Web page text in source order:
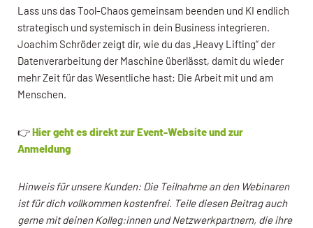
Lass uns das Tool-Chaos gemeinsam beenden und KI endlich
strategisch und systemisch in dein Business integrieren.
Joachim Schröder zeigt dir, wie du das „Heavy Lifting“ der
Datenverarbeitung der Maschine überlässt, damit du wieder
mehr Zeit für das Wesentliche hast: Die Arbeit mit und am
Menschen.
👉Hier geht es direkt zur Event-Website und zur
Anmeldung
Hinweis für unsere Kunden: Die Teilnahme an den Webinaren
ist für dich vollkommen kostenfrei. Teile diesen Beitrag auch
gerne mit deinen Kolleg:innen und Netzwerkpartnern, die ihre